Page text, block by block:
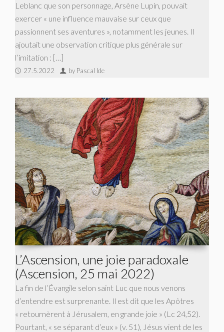
Leblanc que son personnage, Arsène Lupin, pouvait
exercer « une influence mauvaise sur ceux que
passionnent ses aventures », notamment les jeunes. Il
ajoutait une observation critique plus générale sur
l’imitation : […]
27.5.2022 by Pascal Ide
L’Ascension, une joie paradoxale
(Ascension, 25 mai 2022)
La fin de l’Évangile selon saint Luc que nous venons
d’entendre est surprenante. Il est dit que les Apôtres
« retournèrent à Jérusalem, en grande joie » (Lc 24,52).
Pourtant, « se séparant d’eux » (v. 51), Jésus vient de les